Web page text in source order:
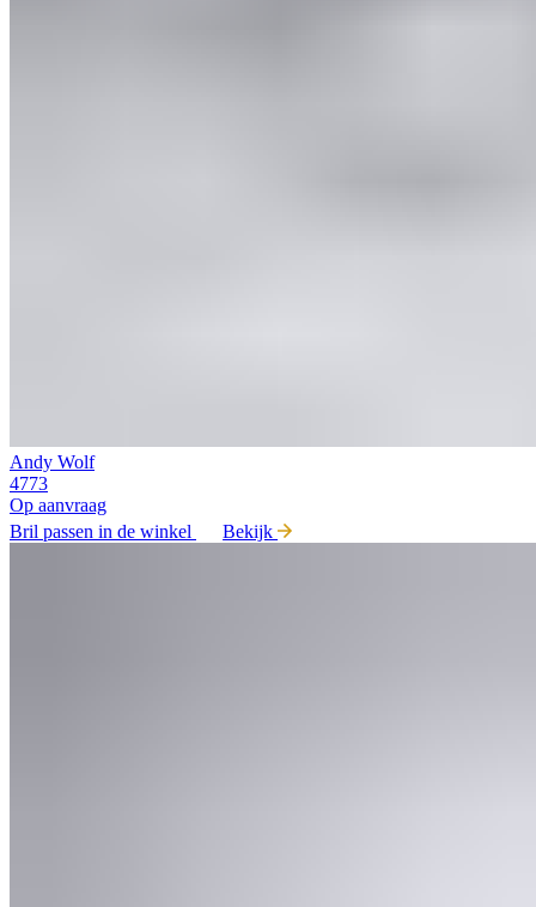
Andy Wolf
4773
Op aanvraag
Bril passen in de winkel
Bekijk